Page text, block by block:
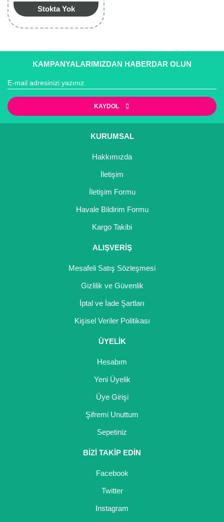
Stokta Yok
KAMPANYALARIMIZDAN HABERDAR OLUN
KAYDOL
KURUMSAL
Hakkımızda
İletişim
İletişim Formu
Havale Bildirim Formu
Kargo Takibi
ALIŞVERİŞ
Mesafeli Satış Sözleşmesi
Gizlilik ve Güvenlik
İptal ve İade Şartları
Kişisel Veriler Politikası
ÜYELİK
Hesabım
Yeni Üyelik
Üye Girişi
Şifremi Unuttum
Sepetiniz
BİZİ TAKİP EDİN
Facebook
Twitter
Instagram